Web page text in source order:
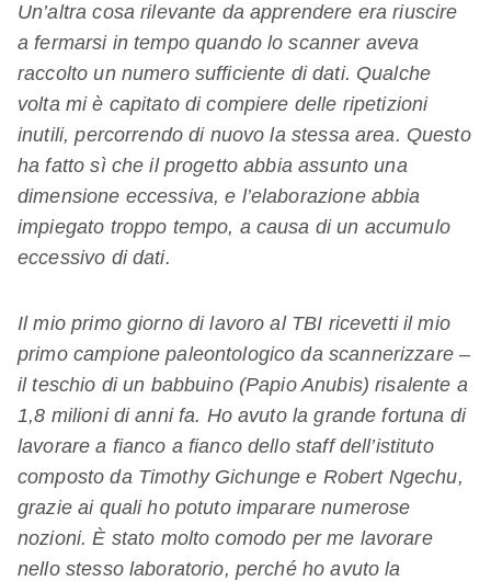
Un’altra cosa rilevante da apprendere era riuscire
a fermarsi in tempo quando lo scanner aveva
raccolto un numero sufficiente di dati. Qualche
volta mi è capitato di compiere delle ripetizioni
inutili, percorrendo di nuovo la stessa area. Questo
ha fatto sì che il progetto abbia assunto una
dimensione eccessiva, e l’elaborazione abbia
impiegato troppo tempo, a causa di un accumulo
eccessivo di dati.
Il mio primo giorno di lavoro al TBI ricevetti il mio
primo campione paleontologico da scannerizzare –
il teschio di un babbuino (Papio Anubis) risalente a
1,8 milioni di anni fa. Ho avuto la grande fortuna di
lavorare a fianco a fianco dello staff dell’istituto
composto da Timothy Gichunge e Robert Ngechu,
grazie ai quali ho potuto imparare numerose
nozioni.È stato molto comodo per me lavorare
nello stesso laboratorio, perché ho avuto la